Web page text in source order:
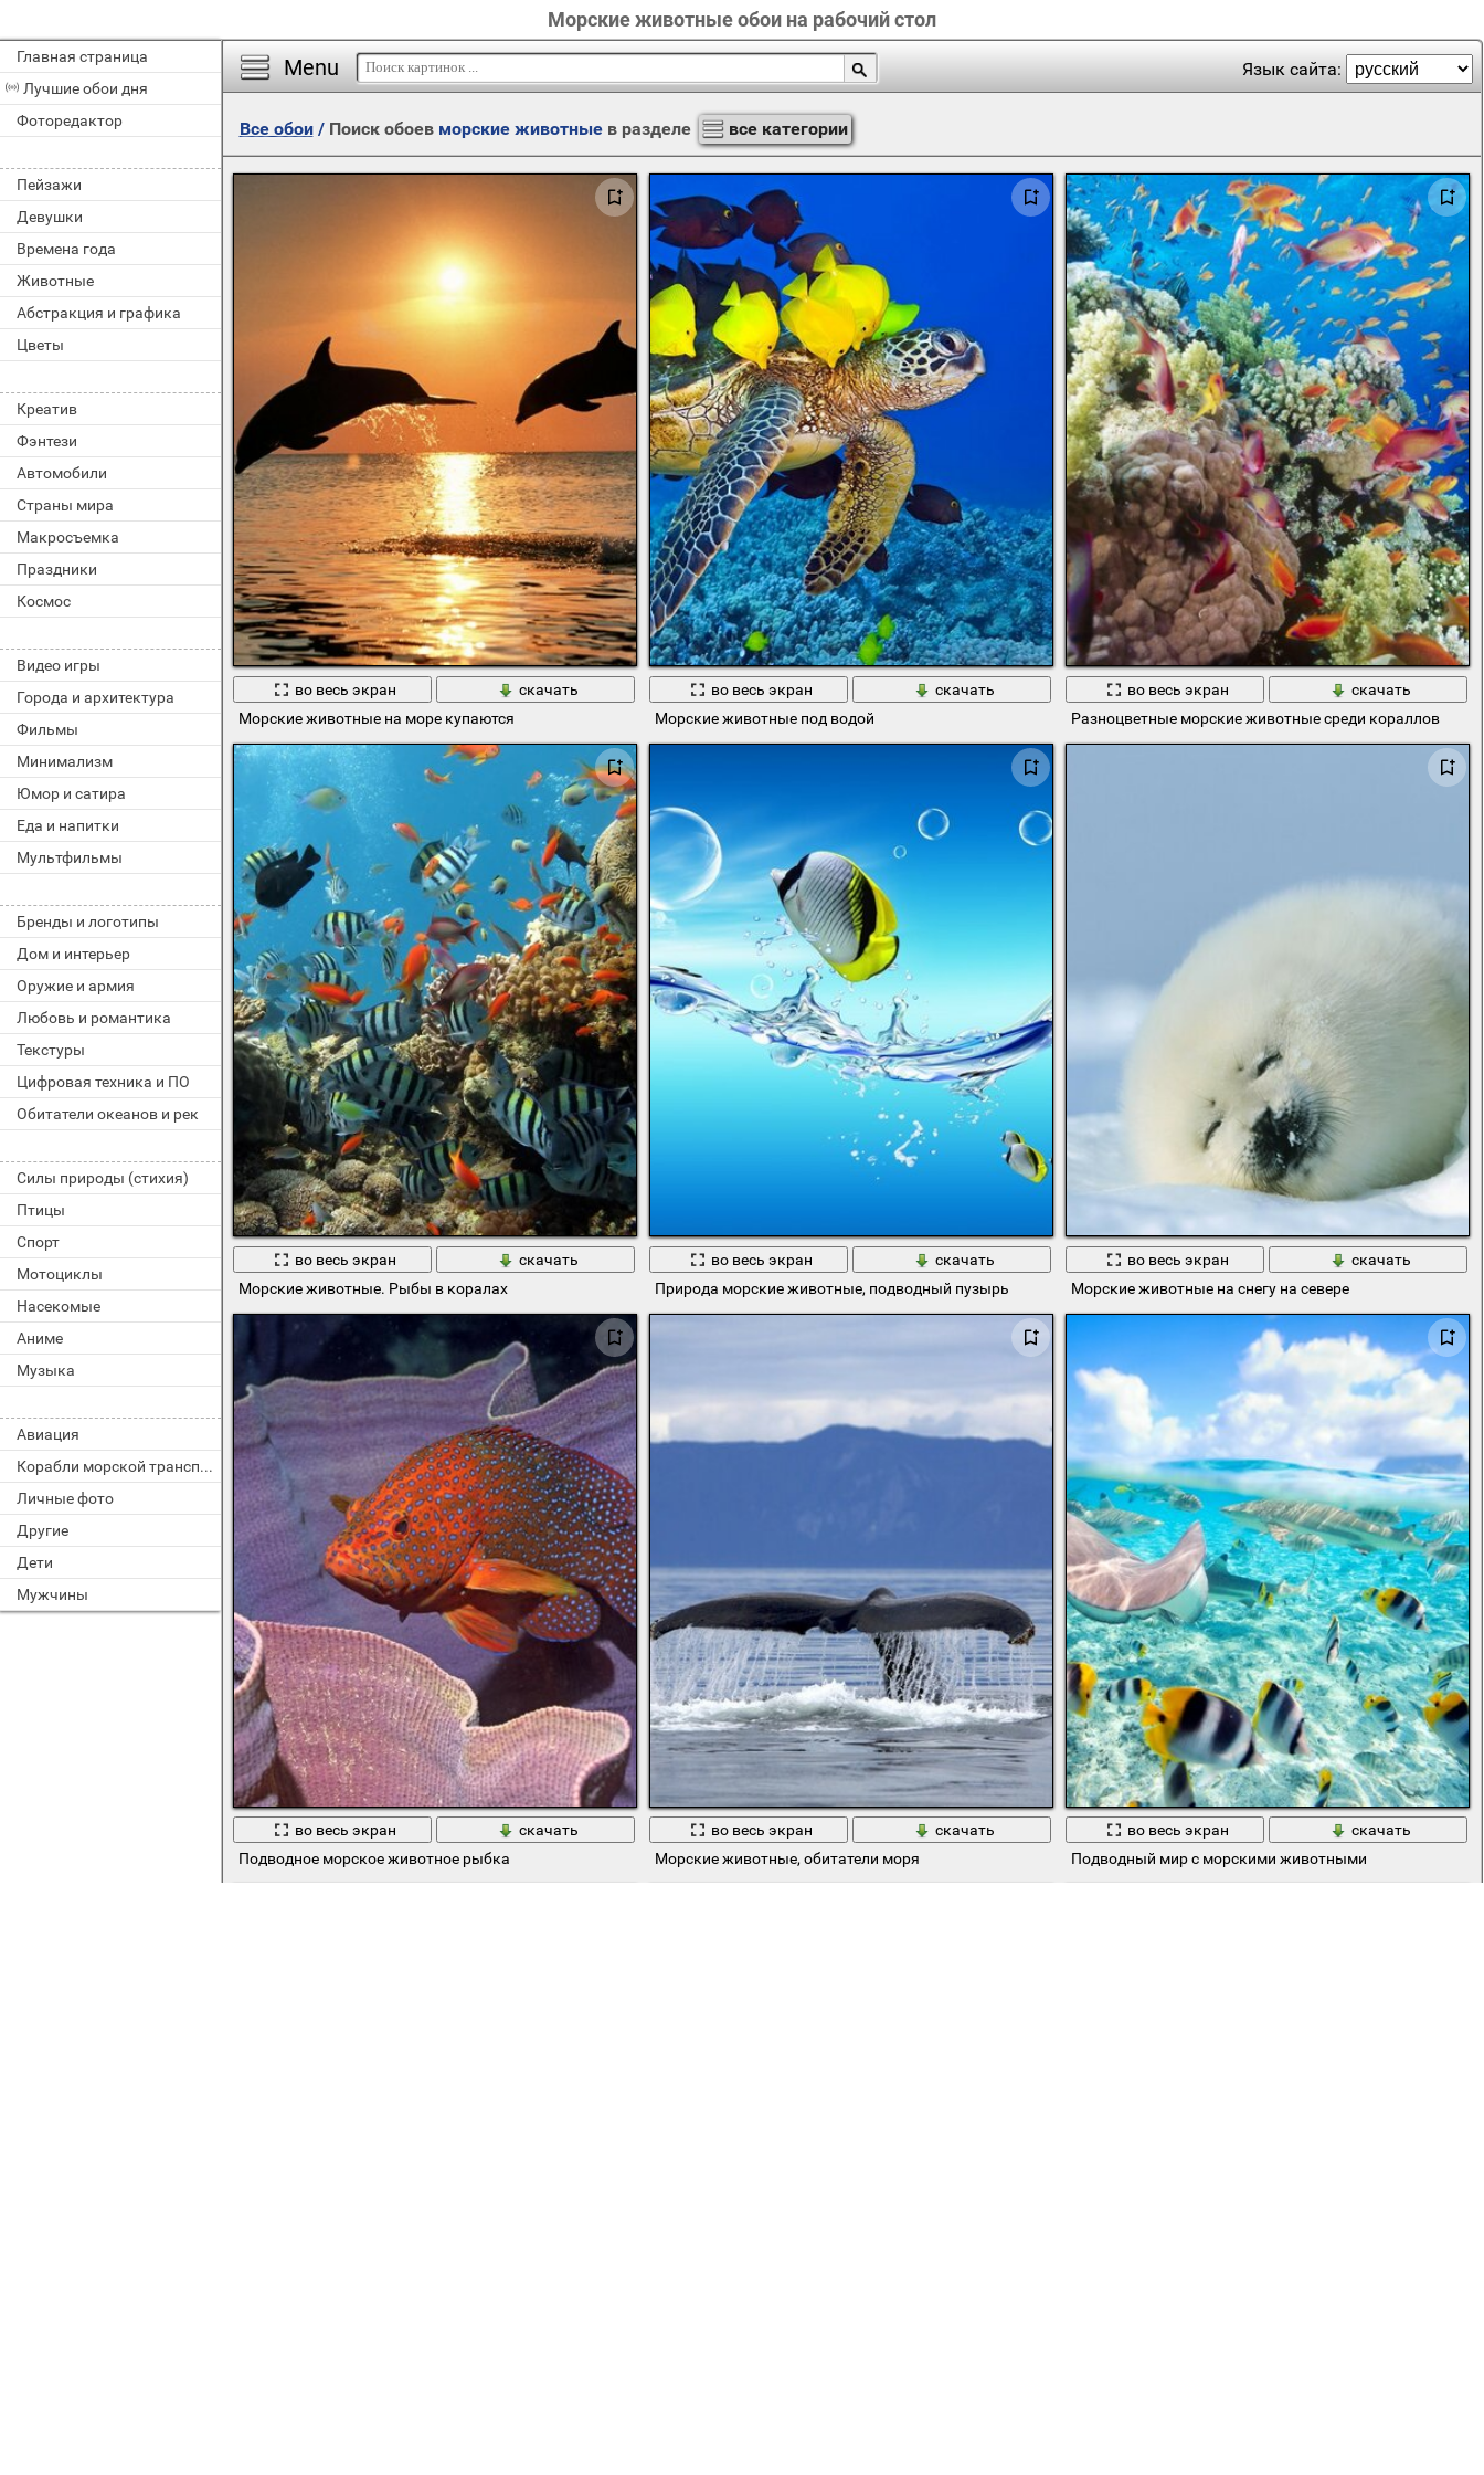
Морские животные обои на рабочий стол
Главная страница
Лучшие обои дня
Фоторедактор
Пейзажи
Девушки
Времена года
Животные
Абстракция и графика
Цветы
Креатив
Фэнтези
Автомобили
Страны мира
Макросъемка
Праздники
Космос
Видео игры
Города и архитектура
Фильмы
Минимализм
Юмор и сатира
Еда и напитки
Мультфильмы
Бренды и логотипы
Дом и интерьер
Оружие и армия
Любовь и романтика
Текстуры
Цифровая техника и ПО
Обитатели океанов и рек
Силы природы (стихия)
Птицы
Спорт
Мотоциклы
Насекомые
Аниме
Музыка
Авиация
Корабли морской транспорт
Личные фото
Другие
Дети
Мужчины
Menu Язык сайта:
Все обои/ Поиск обоев морские животныев разделе все категории
во весь экран
скачать
Морские животные на море купаются
во весь экран
скачать
Морские животные под водой
во весь экран
скачать
Разноцветные морские животные среди кораллов
во весь экран
скачать
Морские животные. Рыбы в коралах
во весь экран
скачать
Природа морские животные, подводный пузырь
во весь экран
скачать
Морские животные на снегу на севере
во весь экран
скачать
Подводное морское животное рыбка
во весь экран
скачать
Морские животные, обитатели моря
во весь экран
скачать
Подводный мир с морскими животными